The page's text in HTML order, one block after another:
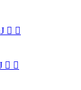
 
 